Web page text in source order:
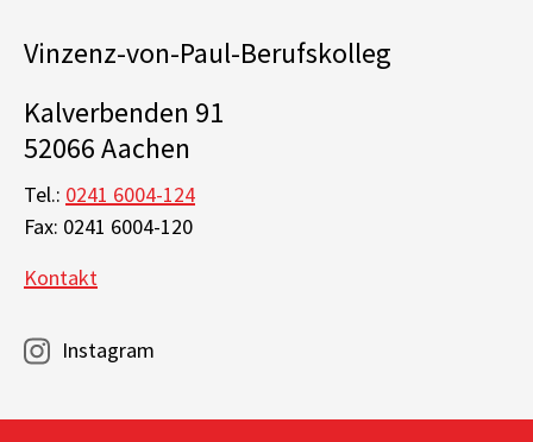
Vinzenz-von-Paul-Berufskolleg
Kalverbenden 91
52066 Aachen
Tel.: 0241 6004-124
Fax: 0241 6004-120
Kontakt
Instagram